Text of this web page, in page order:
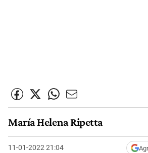
María Helena Ripetta
11-01-2022 21:04